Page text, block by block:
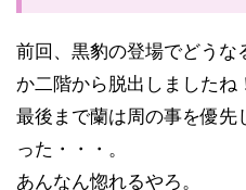
前回、黒豹の登場でどうな
か二階から脱出しましたね
最後まで蘭は周の事を優
った・・・。
あんなん惚れるやろ。